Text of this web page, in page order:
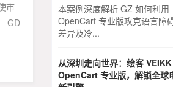
市
GD
本案例深度解析 GZ 如何利用
OpenCart 专业版攻克语言障
差异及冷...
从深圳走向世界：绘客
OpenCart 专业版，解锁全球